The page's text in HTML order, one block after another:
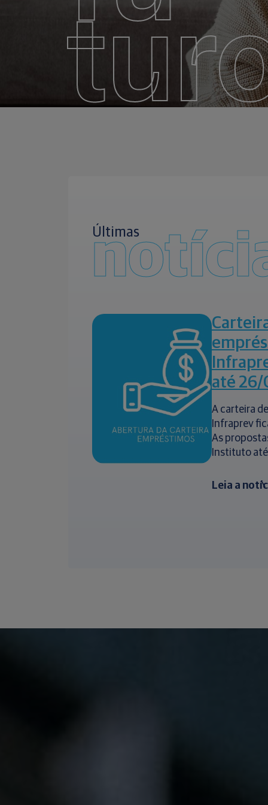
Últimas
até 26/
A carteira
Infraprev
As
Instituto
Leia a